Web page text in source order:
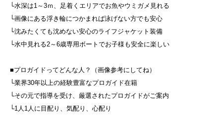
└水深は1～3ｍ、足着くエリアでお魚やウミガメ見れる
└画像にある浮き輪につかまれば泳げない方でも安心
└沈みたくても沈めない安心のライフジャケット装備
└水中見れる2～6歳専用ボートでお子様も安全に楽しい
■プロガイドってどんな人？（画像参考にしてね）
└業界30年以上の経験豊富なプロガイド在籍
└その元で指導を受け、厳選されたプロガイドがご案内
└1人1人に目配り、気配り、心配り